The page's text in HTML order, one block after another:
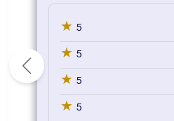
5
★
5
★
5
★
5
★